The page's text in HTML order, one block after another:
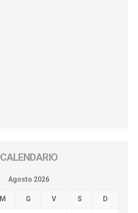
CALENDARIO
Agosto 2026
M G V S D